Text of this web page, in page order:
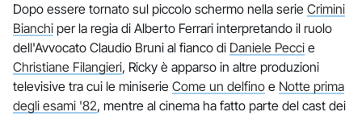
Dopo essere tornato sul piccolo schermo nella serie Crimini
Bianchi per la regia di Alberto Ferrari interpretando il ruolo
dell'Avvocato Claudio Bruni al fianco di Daniele Pecci e
Christiane Filangieri, Ricky è apparso in altre produzioni
televisive tra cui le miniserie Come un delfino e Notte prima
degli esami '82, mentre al cinema ha fatto parte del cast dei